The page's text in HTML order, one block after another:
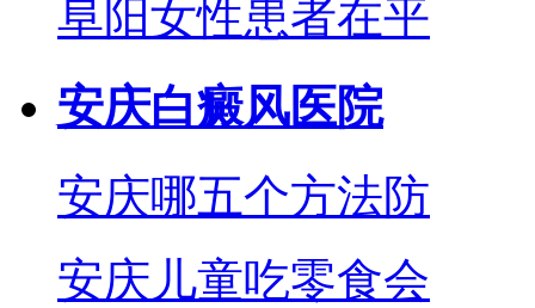
阜阳女性患者在平
安庆白癜风医院
安庆哪五个方法防
安庆儿童吃零食会